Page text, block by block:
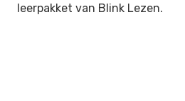
leerpakket van Blink Lezen.